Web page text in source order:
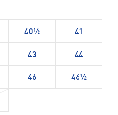
40½ 41
43 44
46 46½